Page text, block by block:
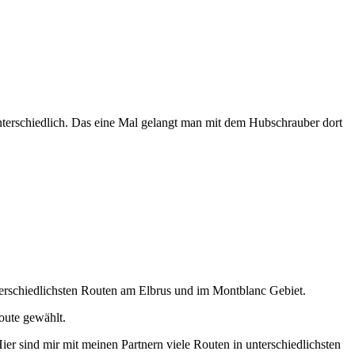
Das eine Mal gelangt man mit dem Hubschrauber dort
Routen am Elbrus und im Montblanc Gebiet.
gewählt.
sind mir mit meinen Partnern viele Routen in unterschiedlichsten